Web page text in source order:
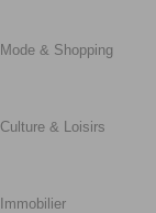
Mode & Shopping
Culture & Loisirs
Immobilier